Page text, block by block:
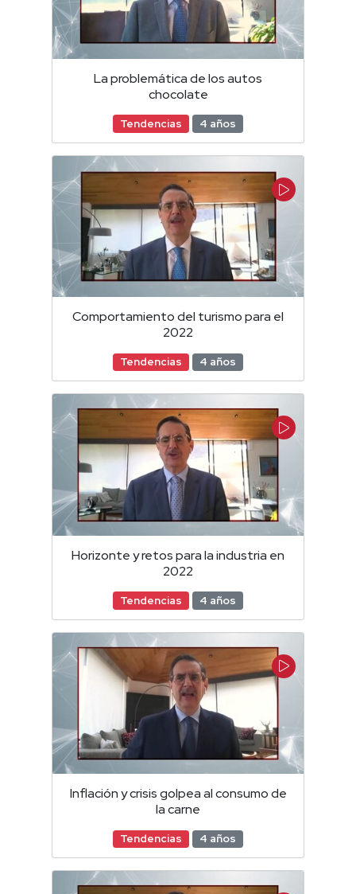
La problemática de los autos
chocolate
Tendencias 4 años
Comportamiento del turismo para el
2022
Tendencias 4 años
Horizonte y retos para la industria en
2022
Tendencias 4 años
Inflación y crisis golpea al consumo de
la carne
Tendencias 4 años